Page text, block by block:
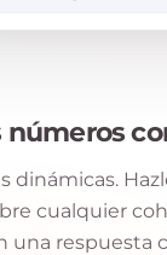
dinámicas.
cualquier
una respuesta